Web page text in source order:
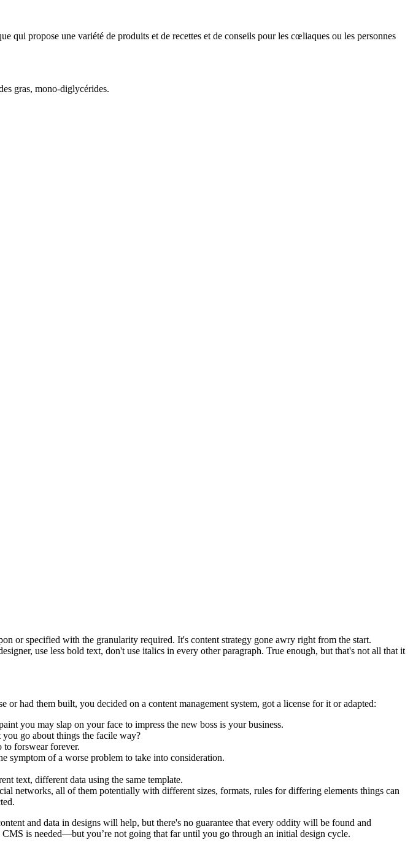
qui propose une variété de produits et de recettes et de conseils pour les cœliaques ou les personnes
gras, mono-diglycérides.
or specified with the granularity required. It's content strategy gone awry right from the start.
use less bold text, don't use italics in every other paragraph. True enough, but that's not all that it
had them built, you decided on a content management system, got a license for it or adapted:
you may slap on your face to impress the new boss is your business.
go about things the facile way?
to forswear forever.
symptom of a worse problem to take into consideration.
text, different data using the same template.
networks, all of them potentially with different sizes, formats, rules for differing elements things can
and data in designs will help, but there's no guarantee that every oddity will be found and
is needed—but you’re not going that far until you go through an initial design cycle.